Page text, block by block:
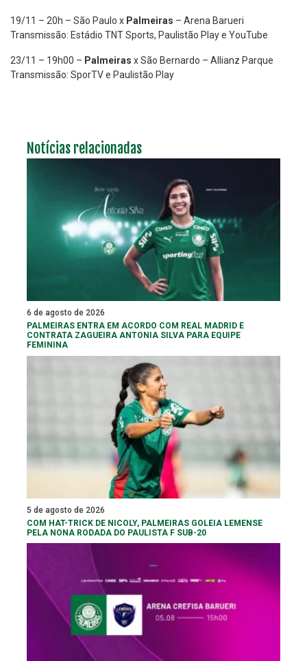
19/11 – 20h – São Paulo x Palmeiras – Arena Barueri
Transmissão: Estádio TNT Sports, Paulistão Play e YouTube
23/11 – 19h00 – Palmeiras x São Bernardo – Allianz Parque
Transmissão: SporTV e Paulistão Play
Notícias relacionadas
6 de agosto de 2026
PALMEIRAS ENTRA EM ACORDO COM REAL MADRID E
CONTRATA ZAGUEIRA ANTONIA SILVA PARA EQUIPE
FEMININA
5 de agosto de 2026
COM HAT-TRICK DE NICOLY, PALMEIRAS GOLEIA LEMENSE
PELA NONA RODADA DO PAULISTA F SUB-20